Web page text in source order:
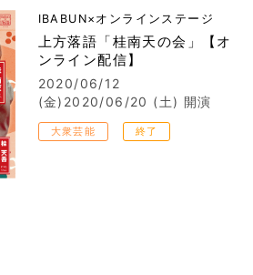
IBABUN×オンラインステージ
上方落語「桂南天の会」【オ
ンライン配信】
2020/06/12
(金)2020/06/20 (土) 開演
大衆芸能 終了